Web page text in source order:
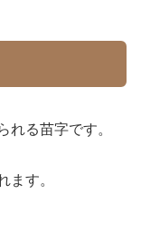
れる苗字です。
ます。